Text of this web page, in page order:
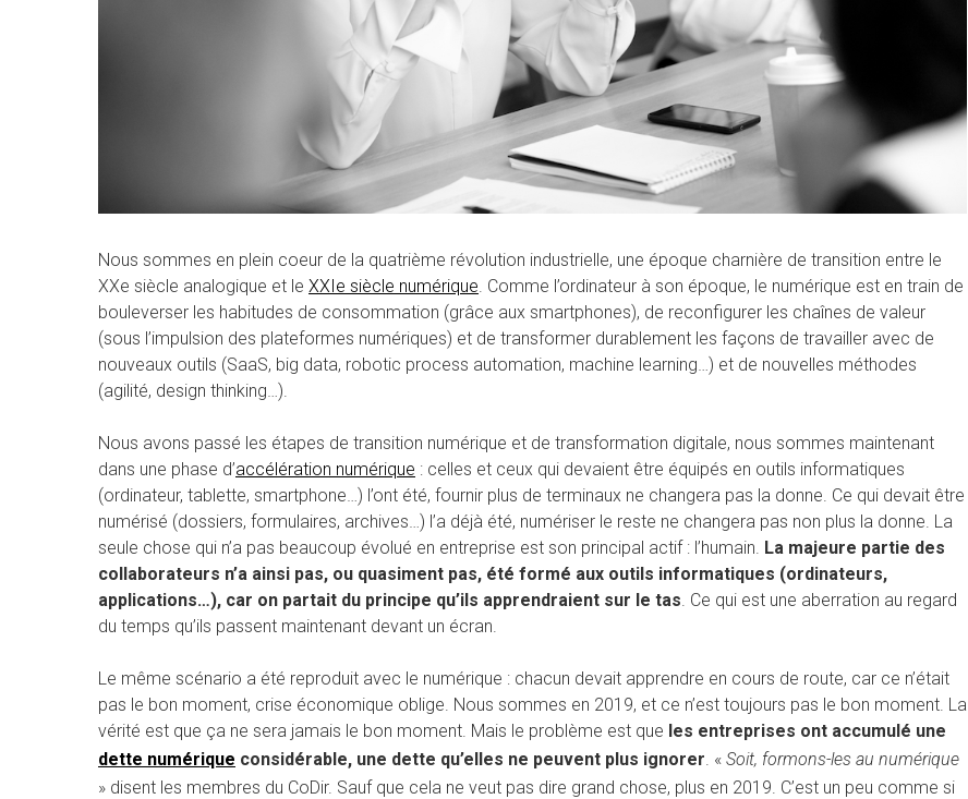
Nous sommes en plein coeur de la quatrième révolution industrielle, une époque charnière de transition entre le
XXe siècle analogique et le XXIe siècle numérique. Comme l’ordinateur à son époque, le numérique est en train de
bouleverser les habitudes de consommation (grâce aux smartphones), de reconfigurer les chaînes de valeur
(sous l’impulsion des plateformes numériques) et de transformer durablement les façons de travailler avec de
nouveaux outils (SaaS, big data, robotic process automation, machine learning…) et de nouvelles méthodes
(agilité, design thinking…).
Nous avons passé les étapes de transition numérique et de transformation digitale, nous sommes maintenant
dans une phase d’accélération numérique : celles et ceux qui devaient être équipés en outils informatiques
(ordinateur, tablette, smartphone…) l’ont été, fournir plus de terminaux ne changera pas la donne. Ce qui devait être
numérisé (dossiers, formulaires, archives…) l’a déjà été, numériser le reste ne changera pas non plus la donne. La
seule chose qui n’a pas beaucoup évolué en entreprise est son principal actif : l’humain. La majeure partie des
collaborateurs n’a ainsi pas, ou quasiment pas, été formé aux outils informatiques (ordinateurs,
applications…), car on partait du principe qu’ils apprendraient sur le tas. Ce qui est une aberration au regard
du temps qu’ils passent maintenant devant un écran.
Le même scénario a été reproduit avec le numérique : chacun devait apprendre en cours de route, car ce n’était
pas le bon moment, crise économique oblige. Nous sommes en 2019, et ce n’est toujours pas le bon moment. La
vérité est que ça ne sera jamais le bon moment. Mais le problème est que les entreprises ont accumulé une
dette numérique considérable, une dette qu’elles ne peuvent plus ignorer. « Soit, formons-les au numérique
» disent les membres du CoDir. Sauf que cela ne veut pas dire grand chose, plus en 2019. C’est un peu comme si